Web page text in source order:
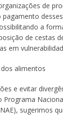
de
pagamento
a
de cestas
em
alimentos
e evitar
Programa
sugerimos